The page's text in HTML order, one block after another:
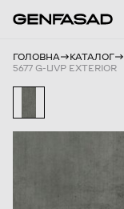
ГОЛОВНА КАТАЛОГ
5677 G-UVP EXTERIOR